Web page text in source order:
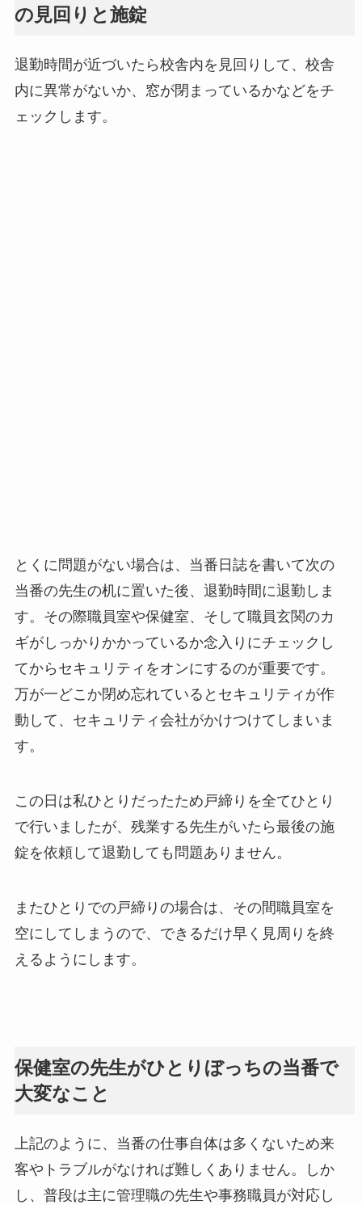
の見回りと施錠
退勤時間が近づいたら校舎内を見回りして、校舎
内に異常がないか、窓が閉まっているかなどをチ
ェックします。
とくに問題がない場合は、当番日誌を書いて次の
当番の先生の机に置いた後、退勤時間に退勤しま
す。その際職員室や保健室、そして職員玄関のカ
ギがしっかりかかっているか念入りにチェックし
てからセキュリティをオンにするのが重要です。
万が一どこか閉め忘れているとセキュリティが作
動して、セキュリティ会社がかけつけてしまいま
す。
この日は私ひとりだったため戸締りを全てひとり
で行いましたが、残業する先生がいたら最後の施
錠を依頼して退勤しても問題ありません。
またひとりでの戸締りの場合は、その間職員室を
空にしてしまうので、できるだけ早く見周りを終
えるようにします。
保健室の先生がひとりぼっちの当番で
大変なこと
上記のように、当番の仕事自体は多くないため来
客やトラブルがなければ難しくありません。しか
し、普段は主に管理職の先生や事務職員が対応し